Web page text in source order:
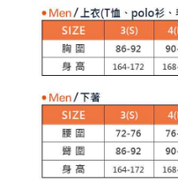
【注意事項】
１．透過由恩沛科技股份有限公
易，需依本服務之必要範圍內提
權轉讓予恩沛科技股份有限公司
２．關於個人資料處理事宜，請
３．未成年的使用者請事先徵得
「AFTEE先享後付」，若未經同
４．使用「AFTEE先享後付」時
時審查核予不同之上限額度；若
每筆NT$80，滿NT$2,000(含
付款後7-11取貨
每筆NT$80，滿NT$2,000(
離島宅配